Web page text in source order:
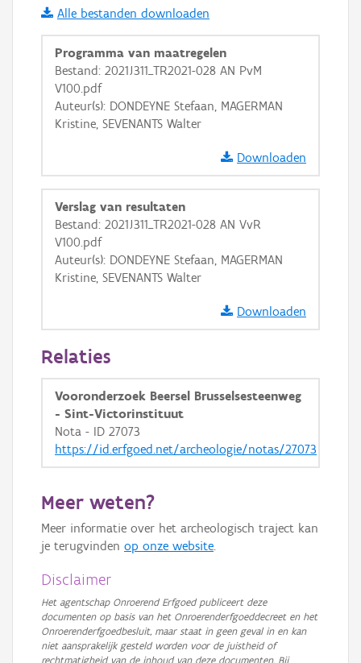
i
+
Basis Lagen
OSM-Basiskaart
Ortho
Alle bestanden downloaden
Programma van maatregelen
Bestand: 2021J311_TR2021-028 AN PvM
V100.pdf
Auteur(s): DONDEYNE Stefaan, MAGERMAN
Kristine, SEVENANTS Walter
Downloaden
Verslag van resultaten
Bestand: 2021J311_TR2021-028 AN VvR
V100.pdf
Auteur(s): DONDEYNE Stefaan, MAGERMAN
Kristine, SEVENANTS Walter
Downloaden
Relaties
Vooronderzoek Beersel Brusselsesteenweg
- Sint-Victorinstituut
Nota - ID 27073
https://id.erfgoed.net/archeologie/notas/27073
Meer weten?
Meer informatie over het archeologisch traject kan
je terugvinden op onze website.
Disclaimer
Het agentschap Onroerend Erfgoed publiceert deze
documenten op basis van het Onroerenderfgoeddecreet en het
Onroerenderfgoedbesluit, maar staat in geen geval in en kan
niet aansprakelijk gesteld worden voor de juistheid of
rechtmatigheid van de inhoud van deze documenten. Bij